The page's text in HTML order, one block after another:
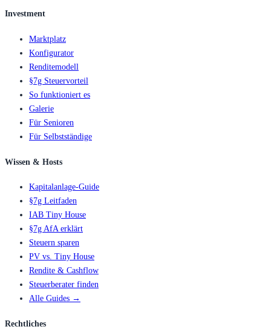
Investment
Marktplatz
Konfigurator
Renditemodell
§7g Steuervorteil
So funktioniert es
Galerie
Für Senioren
Für Selbstständige
Wissen & Hosts
Kapitalanlage-Guide
§7g Leitfaden
IAB Tiny House
§7g AfA erklärt
Steuern sparen
PV vs. Tiny House
Rendite & Cashflow
Steuerberater finden
Alle Guides →
Rechtliches